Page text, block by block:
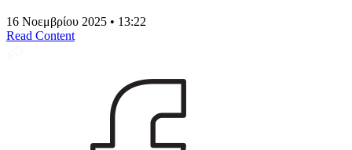
16 Νοεμβρίου 2025 • 13:22
Read Content